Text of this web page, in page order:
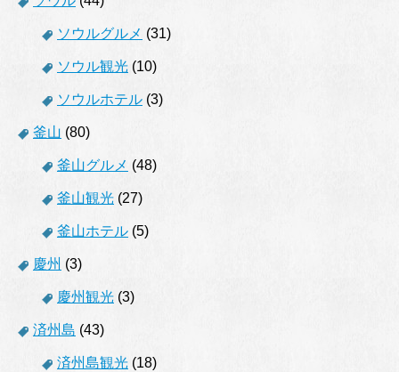
ソウルグルメ (31)
ソウル観光 (10)
ソウルホテル (3)
釜山 (80)
釜山グルメ (48)
釜山観光 (27)
釜山ホテル (5)
慶州 (3)
慶州観光 (3)
済州島 (43)
済州島観光 (18)